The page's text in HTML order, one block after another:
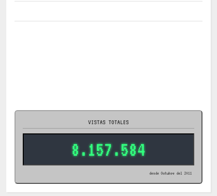
VISTAS TOTALES
8.157.584
desde Octubre del 2011